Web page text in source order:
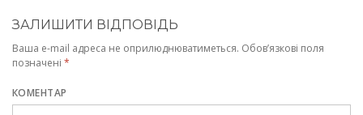
ЗАЛИШИТИ ВІДПОВІДЬ
Ваша e-mail адреса не оприлюднюватиметься. Обов’язкові поля
позначені *
КОМЕНТАР